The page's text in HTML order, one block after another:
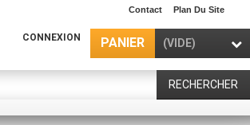
Contact Plan Du Site
PANIER (VIDE)
CONNEXION
RECHERCHER